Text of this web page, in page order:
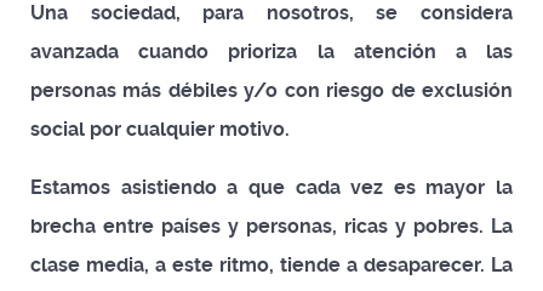
Una sociedad, para nosotros, se considera
avanzada cuando prioriza la atención a las
personas más débiles y/o con riesgo de exclusión
social por cualquier motivo.
Estamos asistiendo a que cada vez es mayor la
brecha entre países y personas, ricas y pobres. La
clase media, a este ritmo, tiende a desaparecer. La